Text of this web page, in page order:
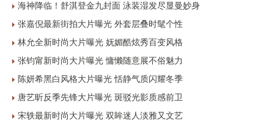
海神降临！舒淇登金九封面 泳装湿发尽显曼妙身
张嘉倪最新街拍大片曝光 外套层叠时髦个性
林允全新时尚大片曝光 妩媚酷炫秀百变风格
张钧甯新时尚大片曝光 慵懒随意展不俗魅力
陈妍希黑白风格大片曝光 恬静气质闪耀冬季
唐艺昕反季先锋大片曝光 斑驳光影质感前卫
宋轶最新时尚大片曝光 双眸迷人淡雅又文艺